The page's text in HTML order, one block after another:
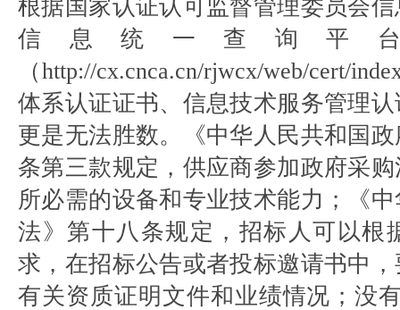
根据国家认证认可监督管理委员会
信息统一查询平
（http://cx.cnca.cn/rjwcx/web/cert/
体系认证证书、信息技术服务管理
更是无法胜数。《中华人民共和国
条第三款规定，供应商参加政府采
所必需的设备和专业技术能力；《
法》第十八条规定，招标人可以根
求，在招标公告或者投标邀请书中
有关资质证明文件和业绩情况；没